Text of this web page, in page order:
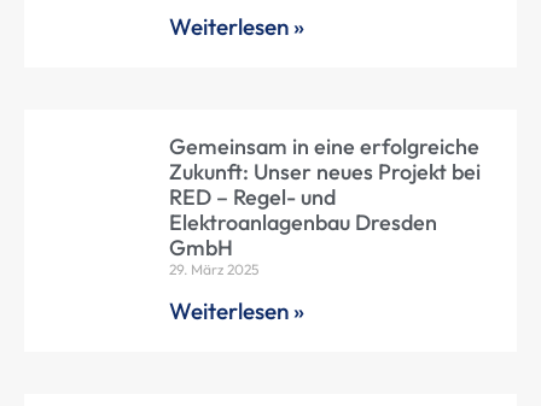
Weiterlesen »
Gemeinsam in eine erfolgreiche
Zukunft: Unser neues Projekt bei
RED – Regel- und
Elektroanlagenbau Dresden
GmbH
29. März 2025
Weiterlesen »